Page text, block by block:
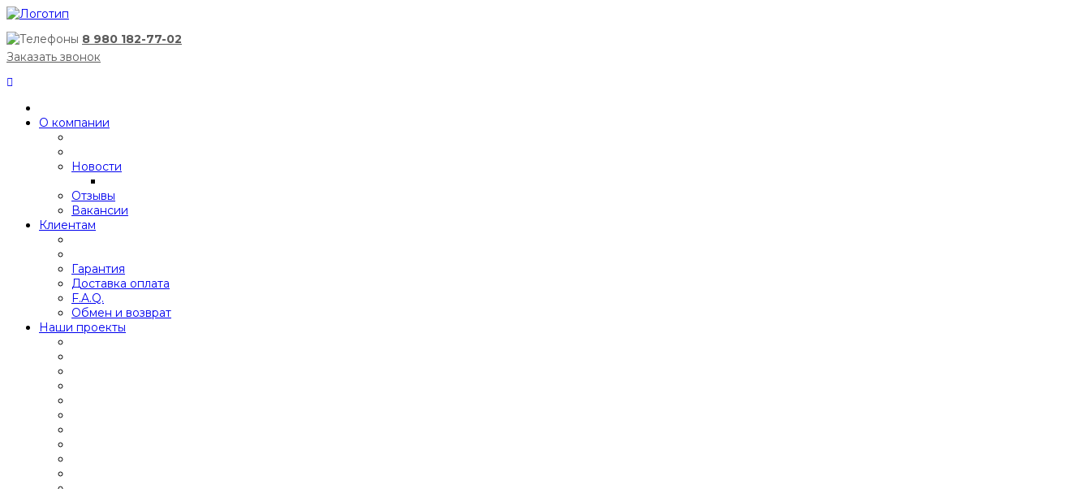
8 980 182-77-02
Заказать звонок
О компании
Новости
Отзывы
Вакансии
Клиентам
Гарантия
Доставка оплата
F.A.Q.
Обмен и возврат
Наши проекты